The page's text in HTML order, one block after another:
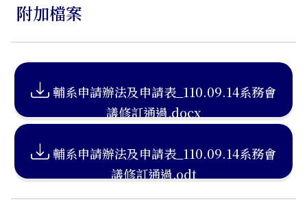
附加檔案
議修訂通過.docx
議修訂通過.odt